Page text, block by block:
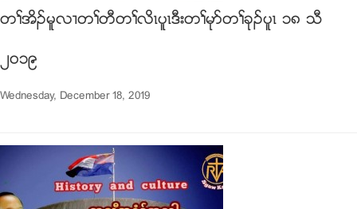
တႈအိဥမူလ႕တႈတီတႈလိၚပူၚဒီးတႈမုဏတႈခုဥပူၚ ၁၈ သီ
၂၀၁၉
Wednesday, December 18, 2019